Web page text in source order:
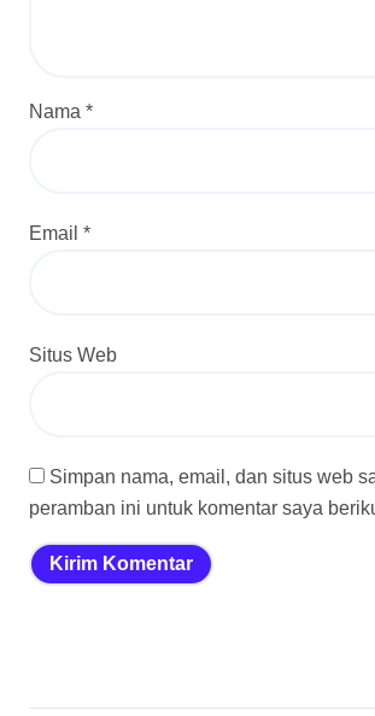
Nama *
Email *
Situs Web
Simpan nama, email, dan situs web
peramban ini untuk komentar saya